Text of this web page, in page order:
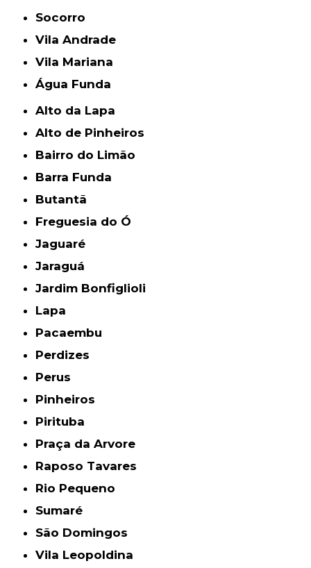
Socorro
Vila Andrade
Vila Mariana
Água Funda
Alto da Lapa
Alto de Pinheiros
Bairro do Limão
Barra Funda
Butantã
Freguesia do Ó
Jaguaré
Jaraguá
Jardim Bonfiglioli
Lapa
Pacaembu
Perdizes
Perus
Pinheiros
Pirituba
Praça da Arvore
Raposo Tavares
Rio Pequeno
Sumaré
São Domingos
Vila Leopoldina